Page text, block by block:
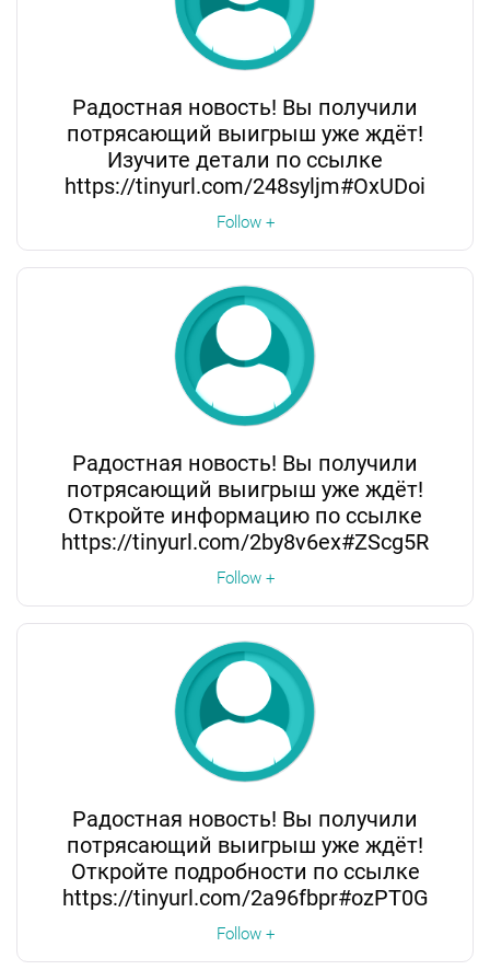
Радостная новость! Вы получили
потрясающий выигрыш уже ждёт!
Изучите детали по ссылке
https://tinyurl.com/248syljm#OxUDoi
Follow +
Радостная новость! Вы получили
потрясающий выигрыш уже ждёт!
Откройте информацию по ссылке
https://tinyurl.com/2by8v6ex#ZScg5R
Follow +
Радостная новость! Вы получили
потрясающий выигрыш уже ждёт!
Откройте подробности по ссылке
https://tinyurl.com/2a96fbpr#ozPT0G
Follow +